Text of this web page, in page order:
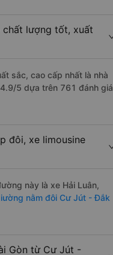
chất lượng tốt, xuất
sắc, cao cấp nhất là nhà
5 dựa trên 761 đánh giá
đôi, xe limousine
này là xe Hải Luân,
nằm đôi Cư Jút - Đắk
Gòn từ Cư Jút -